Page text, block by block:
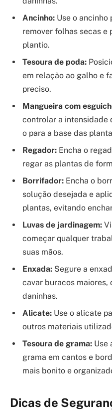
Ancinho: Use o ancinho
remover folhas secas e
plantio.
Tesoura de poda:
em relação ao galho e
preciso.
Mangueira com
controlar a intensidade
o para a base das
Regador: Encha o
regar as plantas de
Borrifador: Encha o
solução desejada e
plantas, evitando
Luvas de jardinagem:
começar qualquer
suas mãos.
Enxada: Segure a
cavar buracos maiores,
daninhas.
Alicate: Use o alicate
outros materiais
Tesoura de grama: Use
grama em cantos e
mais bonito e
Dicas de